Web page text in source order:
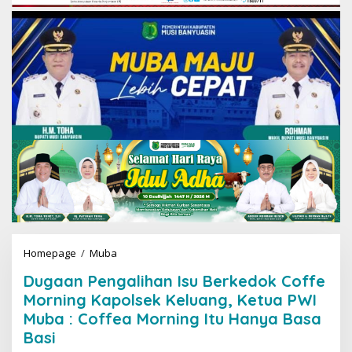
Homepage / Muba
g
a
a
n
Dugaan Pengalihan Isu Berkedok Coffe
Morning Kapolsek Keluang, Ketua PWI
Muba : Coffea Morning Itu Hanya Basa
Basi